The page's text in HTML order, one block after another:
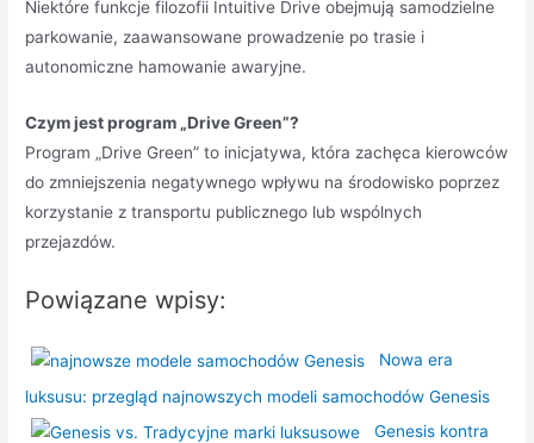
Niektóre funkcje filozofii Intuitive Drive obejmują samodzielne
parkowanie, zaawansowane prowadzenie po trasie i
autonomiczne hamowanie awaryjne.
Czym jest program „Drive Green”?
Program „Drive Green” to inicjatywa, która zachęca kierowców
do zmniejszenia negatywnego wpływu na środowisko poprzez
korzystanie z transportu publicznego lub wspólnych
przejazdów.
Powiązane wpisy:
Nowa era
luksusu: przegląd najnowszych modeli samochodów Genesis
Genesis kontra